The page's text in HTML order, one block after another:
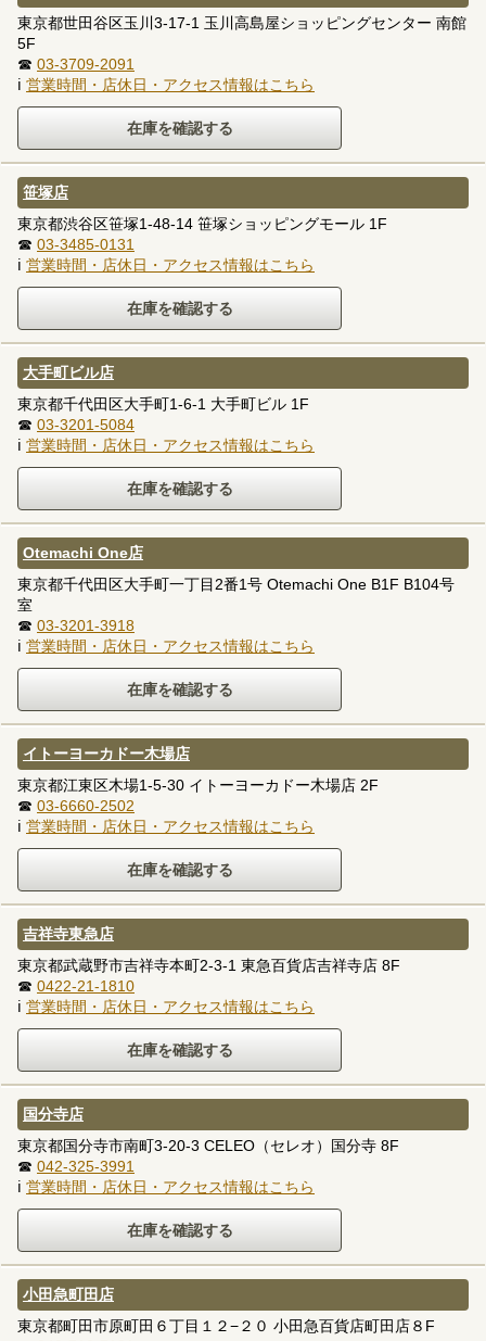
東京都世田谷区玉川3-17-1 玉川高島屋ショッピングセンター 南館
5F
☎ 03-3709-2091
ℹ 営業時間・店休日・アクセス情報はこちら
笹塚店
東京都渋谷区笹塚1-48-14 笹塚ショッピングモール 1F
☎ 03-3485-0131
ℹ 営業時間・店休日・アクセス情報はこちら
大手町ビル店
東京都千代田区大手町1-6-1 大手町ビル 1F
☎ 03-3201-5084
ℹ 営業時間・店休日・アクセス情報はこちら
Otemachi One店
東京都千代田区大手町一丁目2番1号 Otemachi One B1F B104号
室
☎ 03-3201-3918
ℹ 営業時間・店休日・アクセス情報はこちら
イトーヨーカドー木場店
東京都江東区木場1-5-30 イトーヨーカドー木場店 2F
☎ 03-6660-2502
ℹ 営業時間・店休日・アクセス情報はこちら
吉祥寺東急店
東京都武蔵野市吉祥寺本町2-3-1 東急百貨店吉祥寺店 8F
☎ 0422-21-1810
ℹ 営業時間・店休日・アクセス情報はこちら
国分寺店
東京都国分寺市南町3-20-3 CELEO（セレオ）国分寺 8F
☎ 042-325-3991
ℹ 営業時間・店休日・アクセス情報はこちら
小田急町田店
東京都町田市原町田６丁目１２−２０ 小田急百貨店町田店８F